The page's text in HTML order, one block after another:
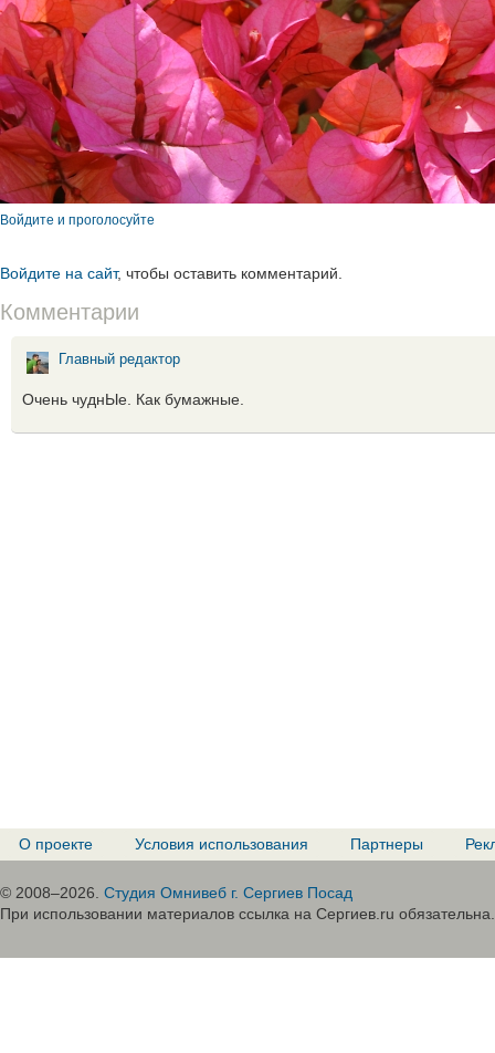
Войдите и проголосуйте
Войдите на сайт, чтобы оставить комментарий.
Комментарии
Главный редактор
Очень чуднЫе. Как бумажные.
О проекте Условия использования Партнеры
© 2008–2026. Студия Омнивеб г. Сергиев Посад
При использовании материалов ссылка на Сергиев.ru обязательна.